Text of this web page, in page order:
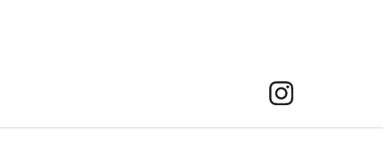
Instagram